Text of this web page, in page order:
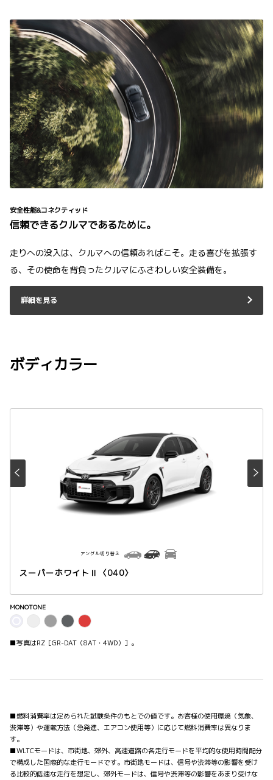
安全性能&コネクティッド
信頼できるクルマであるために。
走りへの没入は、クルマへの信頼あればこそ。走る喜びを拡張す
る、その使命を背負ったクルマにふさわしい安全装備を。
詳細を見る
ボディカラー
スーパーホワイトⅡ〈040〉
アングル切り替え
MONOTONE
■写真はRZ［GR-DAT（8AT・4WD）］。
■燃料消費率は定められた試験条件のもとでの値です。お客様の使用環境（気象、
渋滞等）や運転方法（急発進、エアコン使用等）に応じて燃料消費率は異なりま
す。
■WLTCモードは、市街地、郊外、高速道路の各走行モードを平均的な使用時間配分
で構成した国際的な走行モードです。市街地モードは、信号や渋滞等の影響を受け
る比較的低速な走行を想定し、郊外モードは、信号や渋滞等の影響をあまり受けな